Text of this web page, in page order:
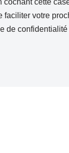
cette
votre
de confidentialité